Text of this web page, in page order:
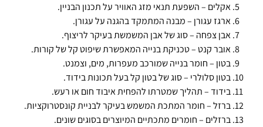
אקלים – השפעת תנאי מזג האוויר על תכנון הבניין.
ארגז עגורן – מבנה המתמקד בהגנה על עגורן.
אבן צפחה – סוג של אבן המשמשת בעיקר לריצוף.
אובר קנט – טכניקת בנייה המאפשרת שיפוט קל של קורות.
בטון – חומר בנייה שמורכב מעפרות, מים, וצמנט.
בטון סלולרי – סוג של בטון קל בעל תכונות בידוד.
בידוד – תהליך שמטרתו להפחית איבוד חום או רעש.
ברזל – חומר המתכת המשמש בעיקר לבניית קונסטרוקציות.
ברזלים – חומרים מתכתיים המיוצרים בסוגים שונים.